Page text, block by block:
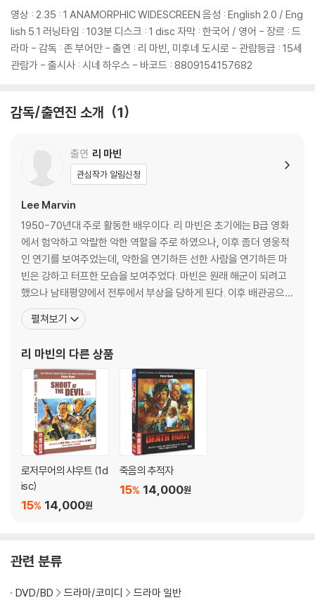
「포인트 블랭크(1967)」까지 특출한 연기력을 연달아 선보였다. 1970년
대에 들어서 마빈의 연기는 수준이 고르지 않았고 「프라임 컷(1972)」 같
이 좋은 영화는 몇 편 되지 않았다. 그러나 시간의 원근법을 통해 되돌아보
면 그가 빠진 후 영화계의 빈자리가 얼마나 큰지 모른다. 오늘날의 남자 배
미후네 도시로는 고질라까지 포함하여 공식적으로 일본의 가장 위대한 스
타 영화배우이다. 그것도 스물한 살 때까지 한 번도 일본에 가본 적이 없었
는데도 말이다. 미후네는 제2차 세계대전 당시 군복무가 끝난 후 연기의 길
리우드에서 아서 케네디나 빅 모로가 맡았던 갱단의 초짜 단원과 같은 유
형의 역할로만 고정적으로 캐스팅되는 시기를 보냈다. 그런 배역에서 그는
건들거리는 시비조의 태도와 엘비스 스타일의 올백 머리로 등장했다.
구로사와 아키라 감독은 「주정뱅이 천사(1948)」에서 태만한 의사(시무라
다카시)의 영향으로 자기 행동을 절제할 줄 알게 되는 망나니 같은 젊은이
역을 미후네에게 맡겼다. 그 영화는 일본에서 가장 유명하고 왕성하게 활
동하는 배우-감독의 파트너 관계가 일구어낸 첫 작품이었다. 구로사와는
미후네와 함께(시무라 다카시도 종종 가담했다) 열여섯 편의 영화를 만들
었고, 모두 일본 밖에서도 엄청난 인기와 비평적 찬사를 얻었다.
구로사와의 영화 속에서 미후네는 「라쇼몽(1950)」에서는 거들먹거리는
산적이었고, 「7인의 사무라이(1954)」에서는 사무라이가 되고 싶어 하는
인물이었으며, 「요짐보(1961)」와 그 속편 「산주로(1962)」에서는 무언가
하고 싶어 근질근질한 이름 없는 사무라이였다. 「요짐보」가 「황야의 무법
자(1964)」로 리메이크된 것은 아주 적절했다. 미후네가 연기한 감정적이
고 단정치 못하며 초라한 인물이 위엄 있는 사무라이의 이상형들과 대조되
미후네는 미조구치 겐지의 「오하루의 일생(1952)」처럼 다른 거장 감독의
영화나, 이나가키 히로시와 혼다 이시로 같은 뛰어난 신진 감독들의 영화
영상 : 2.35 : 1 ANAMORPHIC WIDESCREEN 음성 : English 2.0 / Eng
lish 5.1 러닝타임 : 103분 디스크 : 1 disc 자막 : 한국어 / 영어 - 장르 : 드
라마 - 감독 : 존 부어만 - 출연 : 리 마빈, 미후네 도시로 - 관람등급 : 15세
관람가 - 출시사 : 시네 하우스 - 바코드 : 8809154157682
감독/출연진 소개 1
출연 리 마빈
관심작가 알림신청
Lee Marvin
1950-70년대 주로 활동한 배우이다. 리 마빈은 초기에는 B급 영화
에서 험악하고 악랄한 악한 역할을 주로 하였으나, 이후 좀더 영웅적
인 연기를 보여주었는데, 악한을 연기하든 선한 사람을 연기하든 마
빈은 강하고 터프한 모습을 보여주었다. 마빈은 원래 해군이 되려고
했으나 남태평양에서 전투에서 부상을 당하게 된다. 이후 배관공으로
일하다 서머-스탁 액터에 참가하면서 연기에 관심을 가지게 되었고
연기를 배우게 되었다. 서머-스탁에서 데뷔한 후 마빈은 TV와 오프
의 영화 <유어 인 더 네이비 나우>에 처음으로
펼쳐보기
리 마빈의 다른 상품
로저무어의 샤우트 (1d
isc)
14,000원
15%
죽음의 추적자
14,000원
15%
관련 분류
DVD/BD 드라마/코미디 드라마 일반